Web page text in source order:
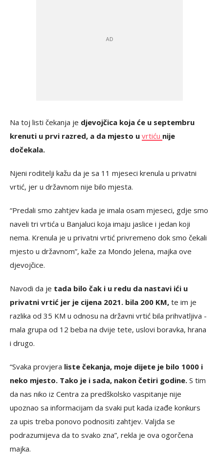
Na toj listi čekanja je djevojčica koja će u septembru
krenuti u prvi razred, a da mjesto u vrtiću nije
dočekala.
Njeni roditelji kažu da je sa 11 mjeseci krenula u privatni
vrtić, jer u državnom nije bilo mjesta.
“Predali smo zahtjev kada je imala osam mjeseci, gdje smo
naveli tri vrtića u Banjaluci koja imaju jaslice i jedan koji
nema. Krenula je u privatni vrtić privremeno dok smo čekali
mjesto u državnom”, kaže za Mondo Jelena, majka ove
djevojčice.
Navodi da je tada bilo čak i u redu da nastavi ići u
privatni vrtić jer je cijena 2021. bila 200 KM, te im je
razlika od 35 KM u odnosu na državni vrtić bila prihvatljiva -
mala grupa od 12 beba na dvije tete, uslovi boravka, hrana
i drugo.
“Svaka provjera liste čekanja, moje dijete je bilo 1000 i
neko mjesto. Tako je i sada, nakon četiri godine. S tim
da nas niko iz Centra za predškolsko vaspitanje nije
upoznao sa informacijam da svaki put kada izađe konkurs
za upis treba ponovo podnositi zahtjev. Valjda se
podrazumijeva da to svako zna”, rekla je ova ogorčena
majka.